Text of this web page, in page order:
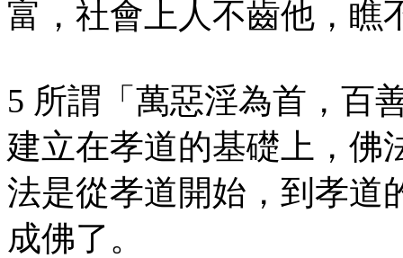
富，社會上人不齒他，瞧
5 所謂「萬惡淫為首，百
建立在孝道的基礎上，佛
法是從孝道開始，到孝道
成佛了。